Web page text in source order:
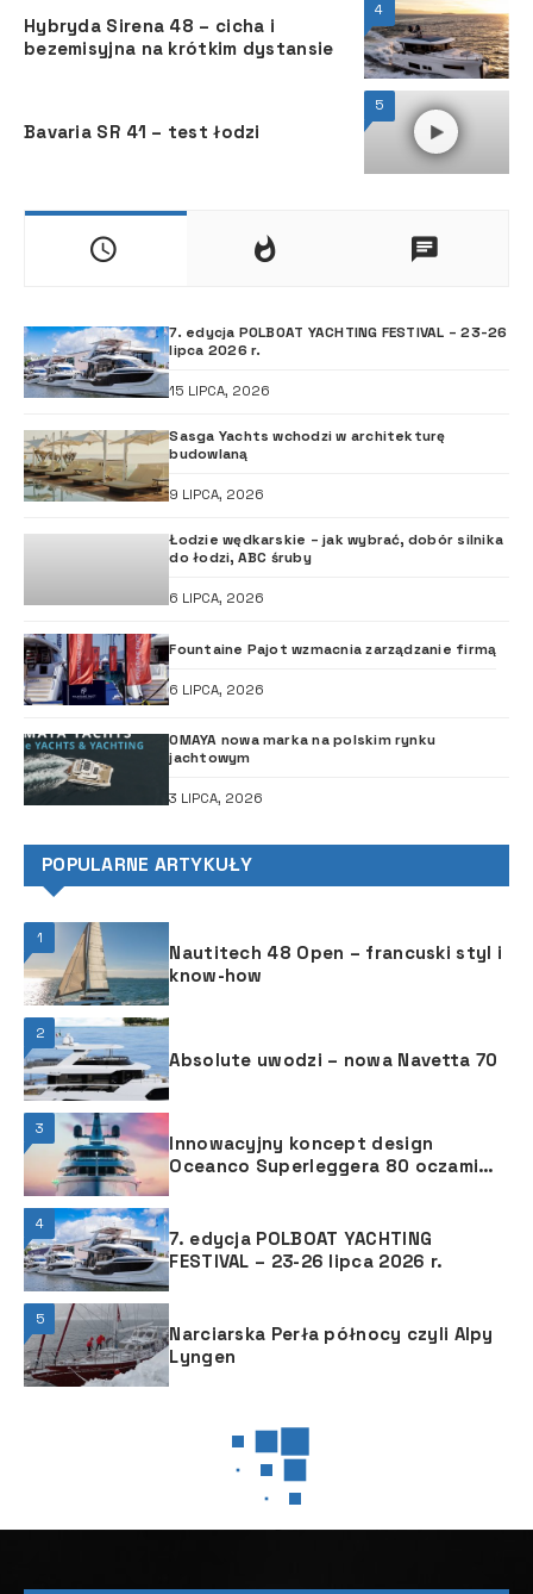
4
Hybryda Sirena 48 – cicha i
bezemisyjna na krótkim dystansie
5
Bavaria SR 41 – test łodzi
7. edycja POLBOAT YACHTING FESTIVAL – 23-26
lipca 2026 r.
15 LIPCA, 2026
Sasga Yachts wchodzi w architekturę
budowlaną
9 LIPCA, 2026
Łodzie wędkarskie – jak wybrać, dobór silnika
do łodzi, ABC śruby
6 LIPCA, 2026
Fountaine Pajot wzmacnia zarządzanie firmą
6 LIPCA, 2026
OMAYA nowa marka na polskim rynku
jachtowym
3 LIPCA, 2026
POPULARNE ARTYKUŁY
1
Nautitech 48 Open – francuski styl i
know-how
2
Absolute uwodzi – nowa Navetta 70
3
Innowacyjny koncept design
Oceanco Superleggera 80 oczami
4
7. edycja POLBOAT YACHTING
FESTIVAL – 23-26 lipca 2026 r.
5
Narciarska Perła północy czyli Alpy
Lyngen